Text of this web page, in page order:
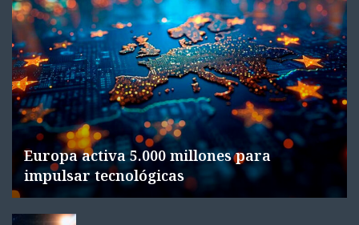
Europa activa 5.000 millones para
impulsar tecnológicas